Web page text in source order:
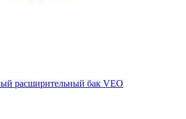
расширительный бак VEO